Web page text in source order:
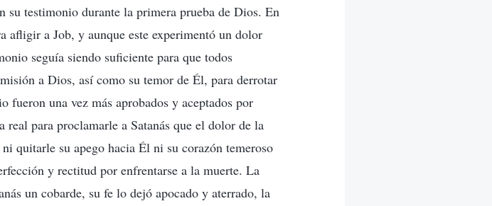
su testimonio durante la primera prueba de Dios. En
afligir a Job, y aunque este experimentó un dolor
seguía siendo suficiente para que todos
a Dios, así como su temor de Él, para derrotar
fueron una vez más aprobados y aceptados por
para proclamarle a Satanás que el dolor de la
quitarle su apego hacia Él ni su corazón temeroso
y rectitud por enfrentarse a la muerte. La
un cobarde, su fe lo dejó apocado y aterrado, la